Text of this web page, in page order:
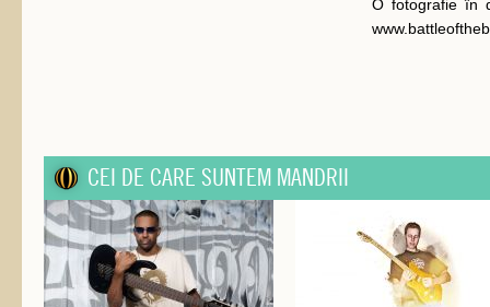
O fotografie în
CEI DE CARE SUNTEM MANDRII